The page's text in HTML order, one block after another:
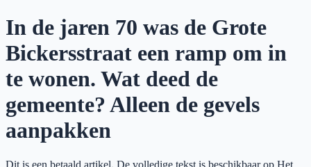
In de jaren 70 was de Grote
Bickersstraat een ramp om in
te wonen. Wat deed de
gemeente? Alleen de gevels
aanpakken
Dit is een betaald artikel. De volledige tekst is beschikbaar op Het